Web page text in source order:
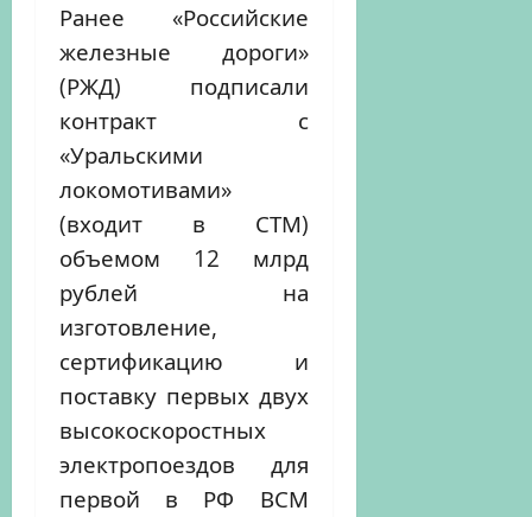
Ранее «Российские
железные дороги»
(РЖД) подписали
контракт с
«Уральскими
локомотивами»
(входит в СТМ)
объемом 12 млрд
рублей на
изготовление,
сертификацию и
поставку первых двух
высокоскоростных
электропоездов для
первой в РФ ВСМ